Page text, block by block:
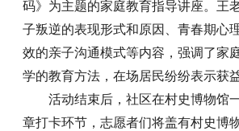
码》为主题的家庭教育指导讲座。王
子叛逆的表现形式和原因、青春期心
效的亲子沟通模式等内容，强调了家
学的教育方法，在场居民纷纷表示获
活动结束后，社区在村史博物馆
章打卡环节，志愿者们将盖有村史博